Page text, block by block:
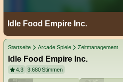
Idle Food Empire Inc.
Startseite Arcade Spiele Zeitmanagement
Idle Food Empire Inc.
4.3 3.680Stimmen